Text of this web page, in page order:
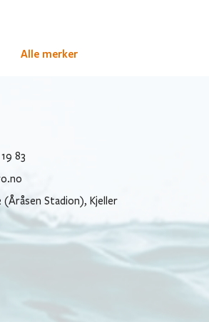
Alle merker
83
Stadion), Kjeller